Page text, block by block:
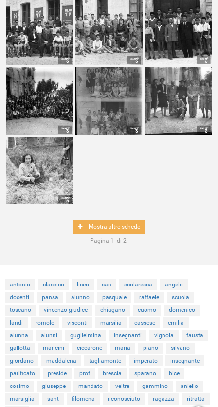
Mostra altre schede
Pagina 1 di 2
antonio classico liceo san scolaresca
angelo
docenti
pansa alunno pasquale raffaele
scuola
toscano
vincenzo giudice chiagano cuomo
domenico
landi
romolo visconti marsilia cassese
emilia
alunna
alunni guglielmina insegnanti vignola
fausta
gallotta
mancini ciccarone maria piano
silvano
giordano
maddalena tagliamonte imperato
insegnante
parificato
preside prof brescia sparano
bice
cosimo
giuseppe mandato veltre gammino
aniello
marsiglia
sant filomena riconosciuto ragazza ritratta